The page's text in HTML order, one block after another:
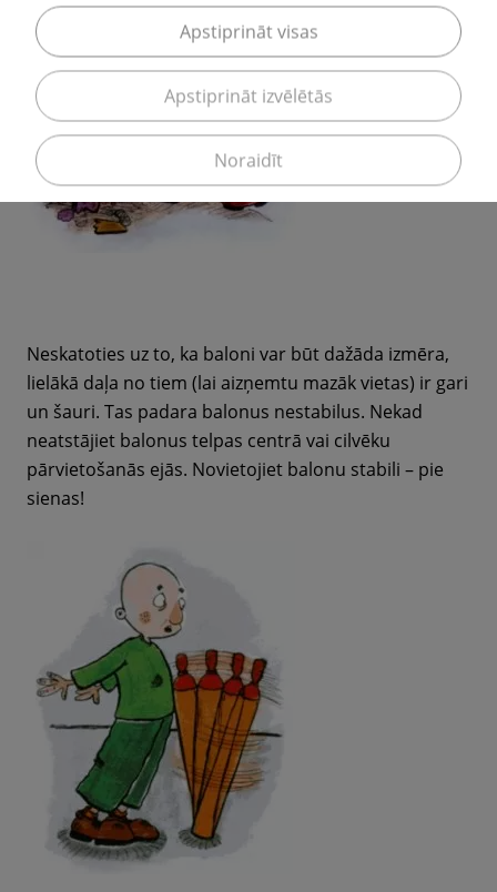
Neskatoties uz to, ka baloni var būt dažāda izmēra,
lielākā daļa no tiem (lai aizņemtu mazāk vietas) ir gari
un šauri. Tas padara balonus nestabilus. Nekad
neatstājiet balonus telpas centrā vai cilvēku
pārvietošanās ejās. Novietojiet balonu stabili – pie
sienas!
Noraidīt
Apstiprināt izvēlētās
Apstiprināt visas